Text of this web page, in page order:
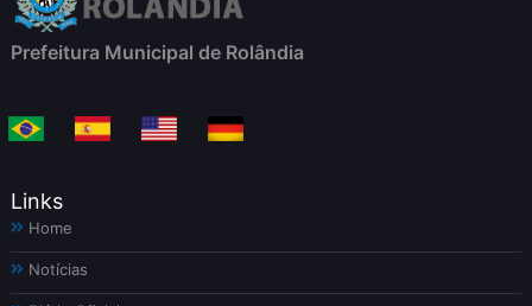
Prefeitura Municipal de Rolândia
Links
Home
Notícias